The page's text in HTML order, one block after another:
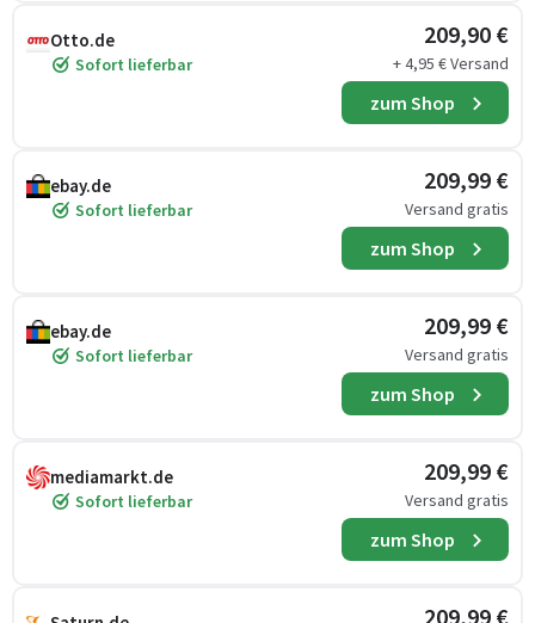
Otto.de
Sofort lieferbar
209,90 €
+ 4,95 € Versand
zum Shop
ebay.de
Sofort lieferbar
209,99 €
Versand gratis
zum Shop
ebay.de
Sofort lieferbar
209,99 €
Versand gratis
zum Shop
mediamarkt.de
Sofort lieferbar
209,99 €
Versand gratis
zum Shop
209,99 €